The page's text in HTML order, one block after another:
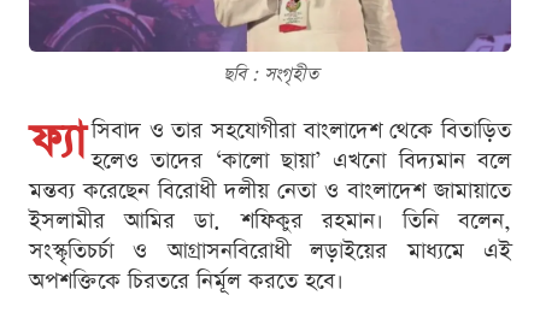
ছবি : সংগৃহীত
ফ্যা সিবাদ ও তার সহযোগীরা বাংলাদেশ থেকে বিতাড়িত
হলেও তাদের ‘কালো ছায়া’ এখনো বিদ্যমান বলে
মন্তব্য করেছেন বিরোধী দলীয় নেতা ও বাংলাদেশ জামায়াতে
ইসলামীর আমির ডা. শফিকুর রহমান। তিনি বলেন,
সংস্কৃতিচর্চা ও আগ্রাসনবিরোধী লড়াইয়ের মাধ্যমে এই
অপশক্তিকে চিরতরে নির্মূল করতে হবে।